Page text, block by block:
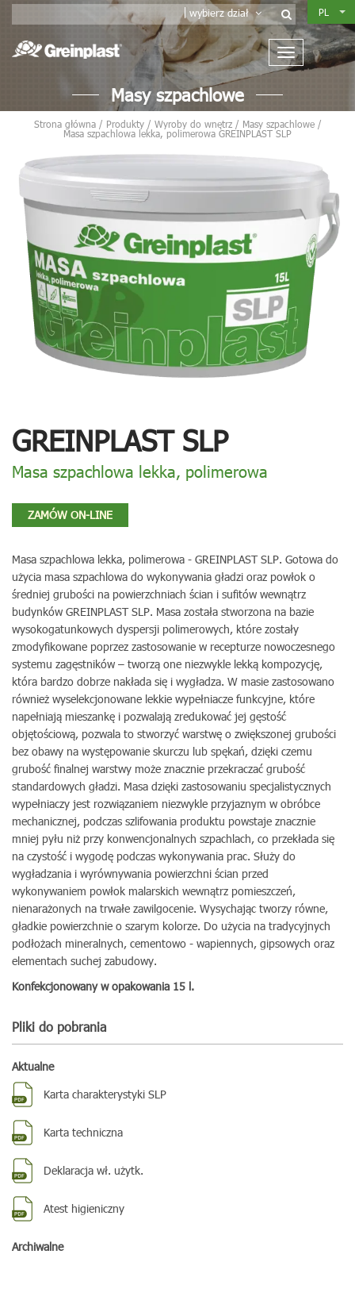
wybierz dział PL
Masy szpachlowe
Strona główna/ Produkty/ Wyroby do wnętrz/ Masy szpachlowe/
Masa szpachlowa lekka, polimerowa GREINPLAST SLP
GREINPLAST SLP
Masa szpachlowa lekka, polimerowa
ZAMÓW ON-LINE
Masa szpachlowa lekka, polimerowa - GREINPLAST SLP. Gotowa do
użycia masa szpachlowa do wykonywania gładzi oraz powłok o
średniej grubości na powierzchniach ścian i sufitów wewnątrz
budynków GREINPLAST SLP. Masa została stworzona na bazie
wysokogatunkowych dyspersji polimerowych, które zostały
zmodyfikowane poprzez zastosowanie w recepturze nowoczesnego
systemu zagęstników – tworzą one niezwykle lekką kompozycję,
która bardzo dobrze nakłada się i wygładza. W masie zastosowano
również wyselekcjonowane lekkie wypełniacze funkcyjne, które
napełniają mieszankę i pozwalają zredukować jej gęstość
objętościową, pozwala to stworzyć warstwę o zwiększonej grubości
bez obawy na występowanie skurczu lub spękań, dzięki czemu
grubość finalnej warstwy może znacznie przekraczać grubość
standardowych gładzi. Masa dzięki zastosowaniu specjalistycznych
wypełniaczy jest rozwiązaniem niezwykle przyjaznym w obróbce
mechanicznej, podczas szlifowania produktu powstaje znacznie
mniej pyłu niż przy konwencjonalnych szpachlach, co przekłada się
na czystość i wygodę podczas wykonywania prac. Służy do
wygładzania i wyrównywania powierzchni ścian przed
wykonywaniem powłok malarskich wewnątrz pomieszczeń,
nienarażonych na trwałe zawilgocenie. Wysychając tworzy równe,
gładkie powierzchnie o szarym kolorze. Do użycia na tradycyjnych
podłożach mineralnych, cementowo - wapiennych, gipsowych oraz
elementach suchej zabudowy.
Konfekcjonowany w opakowania 15 l.
Pliki do pobrania
Aktualne
Karta charakterystyki SLP
Karta techniczna
Deklaracja wł. użytk.
Atest higieniczny
Archiwalne